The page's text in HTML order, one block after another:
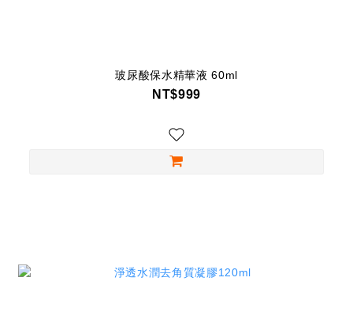
玻尿酸保水精華液 60ml
NT$999